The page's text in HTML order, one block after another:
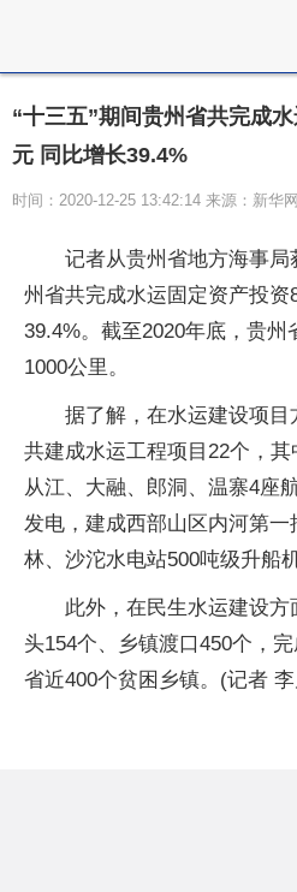
“十三五”期间贵州省共完成
元 同比增长39.4%
时间：2020-12-25 13:42:14 来源：新华网
记者从贵州省地方海事局
州省共完成水运固定资产投资
39.4%。截至2020年底，贵州
1000公里。
据了解，在水运建设项目
共建成水运工程项目22个，
从江、大融、郎洞、温寨4座
发电，建成西部山区内河第
林、沙沱水电站500吨级升船机
此外，在民生水运建设
头154个、乡镇渡口450个，
省近400个贫困乡镇。(记者